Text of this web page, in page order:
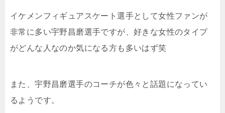
イケメンフィギュアスケート選手として女性ファンが
非常に多い宇野昌磨選手ですが、好きな女性のタイプ
がどんな人なのか気になる方も多いはず笑
また、宇野昌磨選手のコーチが色々と話題になってい
るようです。